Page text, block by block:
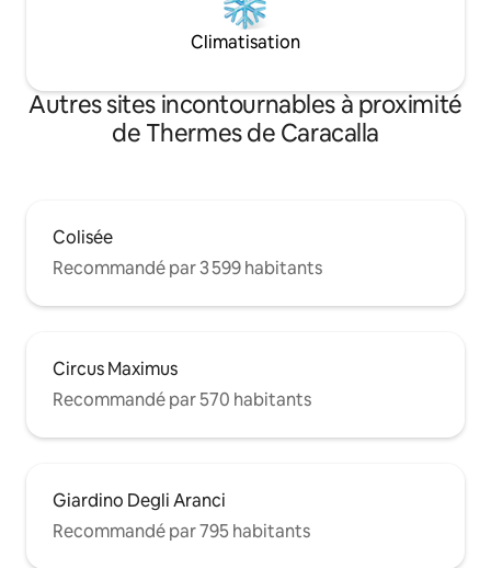
Climatisation
Autres sites incontournables à proximité
de Thermes de Caracalla
Colisée
Recommandé par 3 599 habitants
Circus Maximus
Recommandé par 570 habitants
Giardino Degli Aranci
Recommandé par 795 habitants